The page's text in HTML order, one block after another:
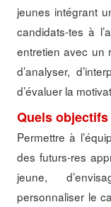
jeunes intégrant
candidats-tes à
entretien avec un
d’analyser,
d’évaluer la
Quels objectifs
Permettre à
des futurs-res
jeune,
personnaliser le